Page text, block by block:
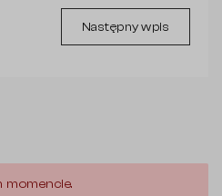
Następny wpis